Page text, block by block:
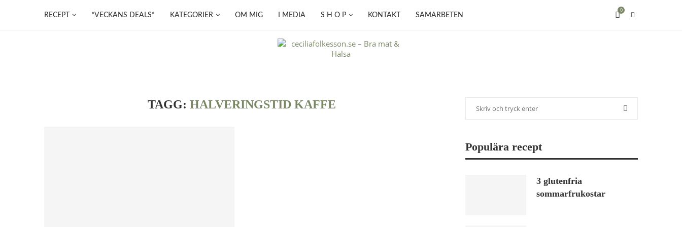
RECEPT *VECKANS DEALS* KATEGORIER OM MIG I MEDIA S H O P KONTAKT SAMARBETEN
0
TAGG:HALVERINGSTID KAFFE
Populära recept
3 glutenfria
sommarfrukostar